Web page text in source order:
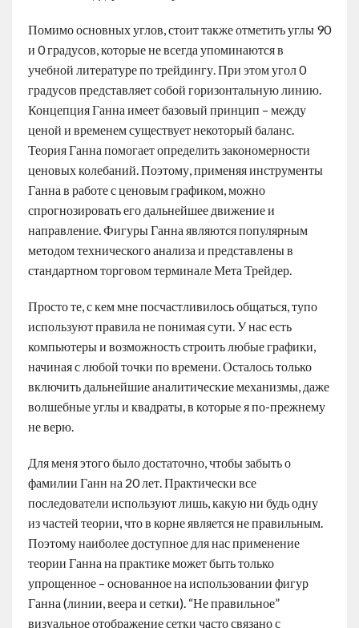
Помимо основных углов, стоит также отметить углы 90
и 0 градусов, которые не всегда упоминаются в
учебной литературе по трейдингу. При этом угол 0
градусов представляет собой горизонтальную линию.
Концепция Ганна имеет базовый принцип – между
ценой и временем существует некоторый баланс.
Теория Ганна помогает определить закономерности
ценовых колебаний. Поэтому, применяя инструменты
Ганна в работе с ценовым графиком, можно
спрогнозировать его дальнейшее движение и
направление. Фигуры Ганна являются популярным
методом технического анализа и представлены в
стандартном торговом терминале Мета Трейдер.
Просто те, с кем мне посчастливилось общаться, тупо
используют правила не понимая сути. У нас есть
компьютеры и возможность строить любые графики,
начиная с любой точки по времени. Осталось только
включить дальнейшие аналитические механизмы, даже
волшебные углы и квадраты, в которые я по-прежнему
не верю.
Для меня этого было достаточно, чтобы забыть о
фамилии Ганн на 20 лет. Практически все
последователи используют лишь, какую ни будь одну
из частей теории, что в корне является не правильным.
Поэтому наиболее доступное для нас применение
теории Ганна на практике может быть только
упрощенное – основанное на использовании фигур
Ганна (линии, веера и сетки). “Не правильное”
визуальное отображение сетки часто связано с